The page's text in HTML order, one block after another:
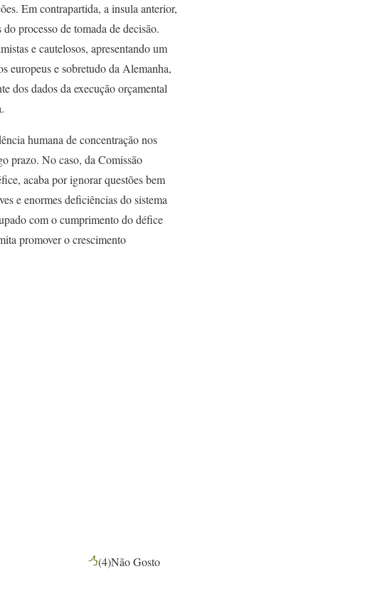
Em contrapartida, a insula anterior,
processo de tomada de decisão.
e cautelosos, apresentando um
europeus e sobretudo da Alemanha,
dos dados da execução orçamental
humana de concentração nos
prazo. No caso, da Comissão
acaba por ignorar questões bem
e enormes deficiências do sistema
com o cumprimento do défice
promover o crescimento
(4)Não Gosto